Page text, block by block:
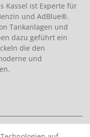
Kassel ist Experte für
und AdBlue®.
Tankanlagen und
dazu geführt ein
die den
und